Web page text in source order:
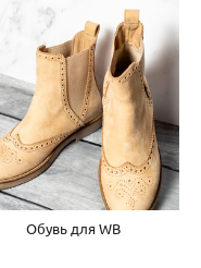
Обувь для WB